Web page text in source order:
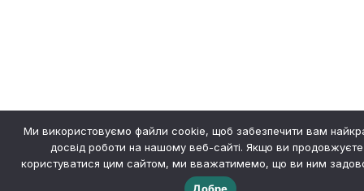
Ми використовуємо файли cookie, щоб забезпечити вам
досвід роботи на нашому веб-сайті. Якщо ви продовжуєте
користуватися цим сайтом, ми вважатимемо, що ви ним
Добре